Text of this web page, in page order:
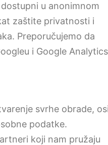
u anonimnom
zaštite privatnosti i
Preporučujemo da
i Google
svrhe obrade,
podatke.
koji nam pružaju